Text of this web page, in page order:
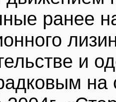
ранее
и
на